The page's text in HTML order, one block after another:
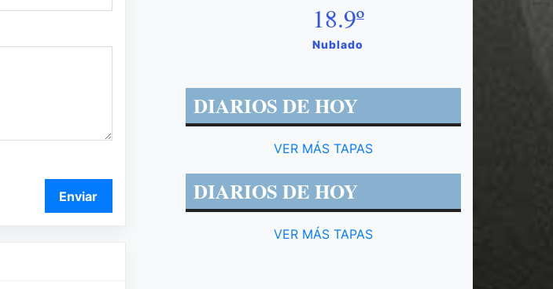
Enviar
18.9º
Nublado
DIARIOS DE HOY
VER MÁS TAPAS
DIARIOS DE HOY
VER MÁS TAPAS